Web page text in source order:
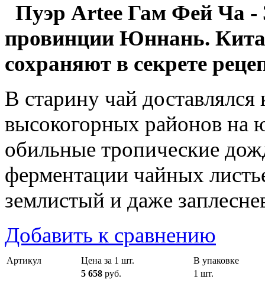
Пуэр Artee Гам Фей Ча -
провинции Юннань.
сохраняют в секрете
В старину чай
высокогорных районов
обильные тропические
ферментации чайных
землистый и даже
Добавить к сравнению
Артикул Цена за 1 шт.
В упаковке
5 658 руб. 1 шт.